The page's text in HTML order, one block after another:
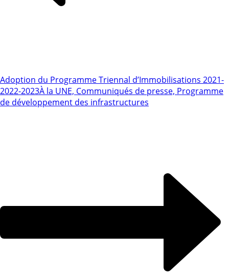
Adoption du Programme Triennal d’Immobilisations 2021-
2022-2023À la UNE, Communiqués de presse, Programme
de développement des infrastructures